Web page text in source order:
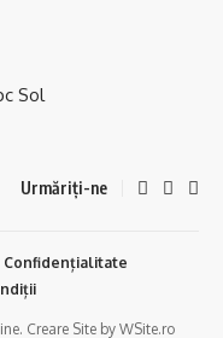
Urmăriți-ne
Creare Site by WSite.ro
Confidențialitate